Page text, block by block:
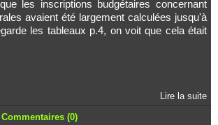
les inscriptions budgétaires concernant
avaient été largement calculées jusqu'à
les tableaux p.4, on voit que cela était
Lire la suite
Commentaires (0)